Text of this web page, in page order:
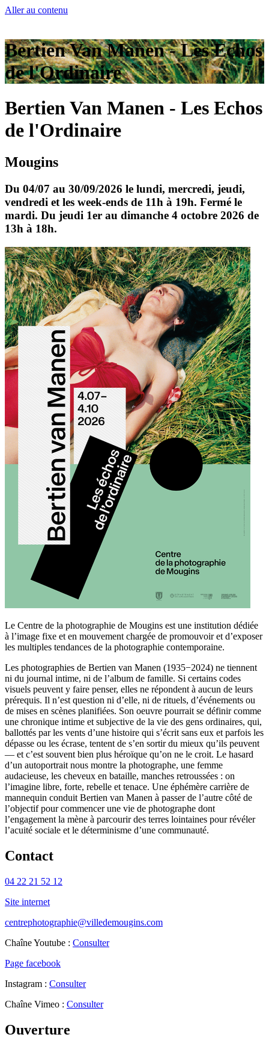
Aller au contenu
Bertien Van Manen - Les Echos
de l'Ordinaire
Bertien Van Manen - Les Echos
de l'Ordinaire
Mougins
Du 04/07 au 30/09/2026 le lundi, mercredi, jeudi,
vendredi et les week-ends de 11h à 19h. Fermé le
mardi. Du jeudi 1er au dimanche 4 octobre 2026 de
13h à 18h.
Le Centre de la photographie de Mougins est une institution dédiée
à l’image fixe et en mouvement chargée de promouvoir et d’exposer
les multiples tendances de la photographie contemporaine.
Les photographies de Bertien van Manen (1935−2024) ne tiennent
ni du journal intime, ni de l’album de famille. Si certains codes
visuels peuvent y faire penser, elles ne répondent à aucun de leurs
prérequis. Il n’est question ni d’elle, ni de rituels, d’événements ou
de mises en scènes planifiées. Son oeuvre pourrait se définir comme
une chronique intime et subjective de la vie des gens ordinaires, qui,
ballottés par les vents d’une histoire qui s’écrit sans eux et parfois les
dépasse ou les écrase, tentent de s’en sortir du mieux qu’ils peuvent
— et c’est souvent bien plus héroïque qu’on ne le croit. Le hasard
d’un autoportrait nous montre la photographe, une femme
audacieuse, les cheveux en bataille, manches retroussées : on
l’imagine libre, forte, rebelle et tenace. Une éphémère carrière de
mannequin conduit Bertien van Manen à passer de l’autre côté de
l’objectif pour commencer une vie de photographe dont
l’engagement la mène à parcourir des terres lointaines pour révéler
l’acuité sociale et le déterminisme d’une communauté.
Contact
04 22 21 52 12
Site internet
centrephotographie@villedemougins.com
Chaîne Youtube : Consulter
Page facebook
Instagram : Consulter
Chaîne Vimeo : Consulter
Ouverture